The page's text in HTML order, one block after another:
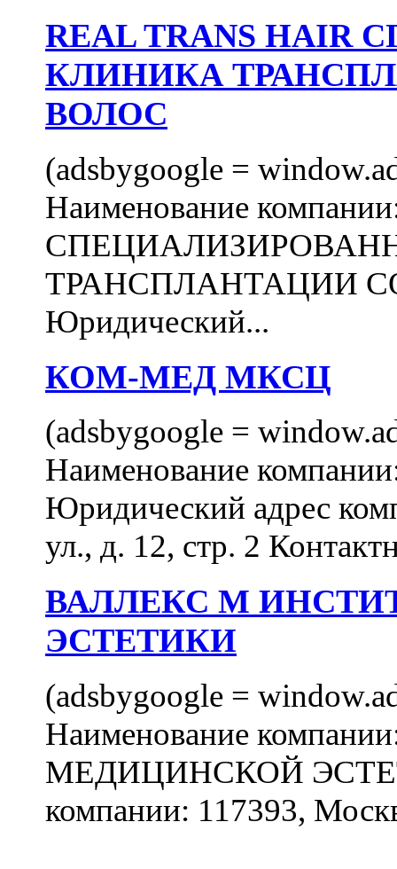
REAL TRANS
КЛИНИКА
ВОЛОС
(adsbygoogle =
Наименование
ТРАНСПЛАНТАЦИИ
Юридический...
КОМ-МЕД МКСЦ
(adsbygoogle =
Наименование
Юридический адрес
ул., д. 12, стр. 2
ВАЛЛЕКС М
ЭСТЕТИКИ
(adsbygoogle =
Наименование
МЕДИЦИНСКОЙ
компании: 117393,